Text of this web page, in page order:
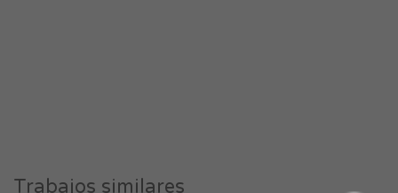
Trabajos similares